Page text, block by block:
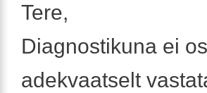
Tere,
Diagnostikuna ei
adekvaatselt